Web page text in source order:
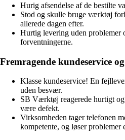
Hurig afsendelse af de bestilte
Stod og skulle bruge værktøj
allerede dagen efter.
Hurtig levering uden problemer
forventningerne.
Fremragende kundeservice
Klasse kundeservice! En
uden besvær.
SB Værktøj reagerede hurtigt
være defekt.
Virksomheden tager telefonen
kompetente, og løser problemer